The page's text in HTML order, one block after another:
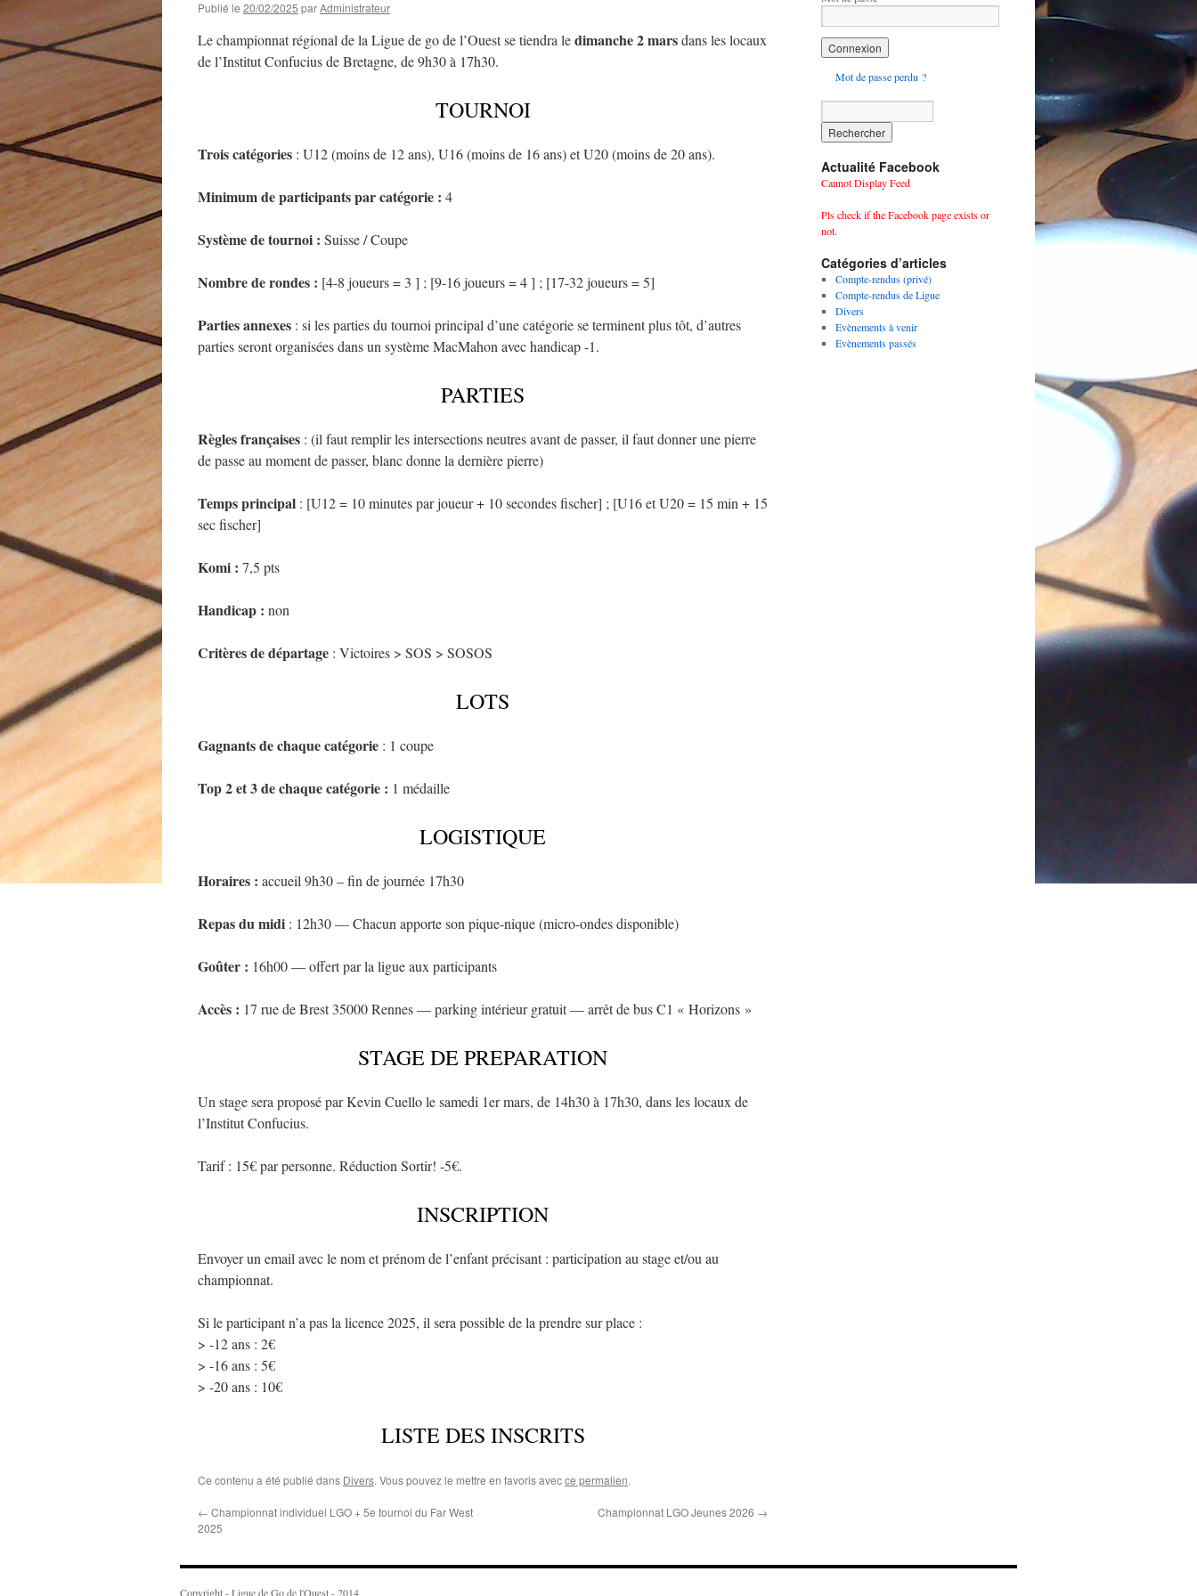
Publié le 20/02/2025 parAdministrateur
Le championnat régional de la Ligue de go de l’Ouest se tiendra ledimanche 2 marsdans les locaux
de l’Institut Confucius de Bretagne, de 9h30 à 17h30.
TOURNOI
Trois catégories : U12 (moins de 12 ans), U16 (moins de 16 ans) et U20 (moins de 20 ans).
Minimum de participants par catégorie : 4
Système de tournoi : Suisse / Coupe
Nombre de rondes : [4-8 joueurs = 3 ] ; [9-16 joueurs = 4 ] ; [17-32 joueurs = 5]
Parties annexes : si les parties du tournoi principal d’une catégorie se terminent plus tôt, d’autres
parties seront organisées dans un système MacMahon avec handicap -1.
PARTIES
Règles françaises : (il faut remplir les intersections neutres avant de passer, il faut donner une pierre
de passe au moment de passer, blanc donne la dernière pierre)
Temps principal : [U12 = 10 minutes par joueur + 10 secondes fischer] ; [U16 et U20 = 15 min + 15
sec fischer]
Komi : 7,5 pts
Handicap : non
Critères de départage : Victoires > SOS > SOSOS
LOTS
Gagnants de chaque catégorie : 1 coupe
Top 2 et 3 de chaque catégorie : 1 médaille
LOGISTIQUE
Horaires : accueil 9h30 – fin de journée 17h30
Repas du midi : 12h30 — Chacun apporte son pique-nique (micro-ondes disponible)
Goûter : 16h00 — offert par la ligue aux participants
Accès : 17 rue de Brest 35000 Rennes — parking intérieur gratuit — arrêt de bus C1 « Horizons »
STAGE DE PREPARATION
Un stage sera proposé par Kevin Cuello le samedi 1er mars, de 14h30 à 17h30, dans les locaux de
l’Institut Confucius.
Tarif : 15€ par personne. Réduction Sortir! -5€.
INSCRIPTION
Envoyer un email avec le nom et prénom de l’enfant précisant : participation au stage et/ou au
championnat.
Si le participant n’a pas la licence 2025, il sera possible de la prendre sur place :
> -12 ans : 2€
> -16 ans : 5€
> -20 ans : 10€
LISTE DES INSCRITS
Ce contenu a été publié dans Divers. Vous pouvez le mettre en favoris avecce permalien.
← Championnat individuel LGO + 5e tournoi du Far West
2025
Championnat LGO Jeunes 2026 →
Mot de passe perdu ?
Actualité Facebook
Cannot Display Feed
Pls check if the Facebook page exists or
not.
Catégories d’articles
Compte-rendus (privé)
Compte-rendus de Ligue
Divers
Evènements à venir
Evènements passés
Copyright - Ligue de Go de l'Ouest - 2014